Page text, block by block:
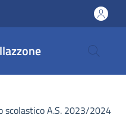
scolastico A.S. 2023/2024